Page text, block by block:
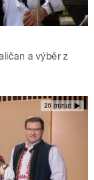
a výběr z
26 minut